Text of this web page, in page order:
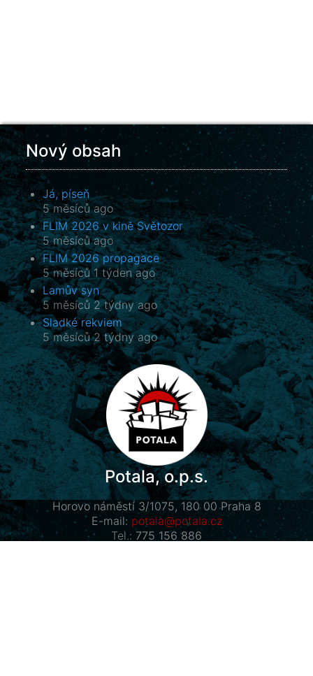
Potala, o.p.s.
Horovo náměstí 3/1075, 180 00 Praha 8
E-mail: potala@potala.cz
Tel.: 775 156 886
Nový obsah
Já, píseň
5 měsíců ago
FLIM 2026 v kině Světozor
5 měsíců ago
FLIM 2026 propagace
5 měsíců 1 týden ago
Lamův syn
5 měsíců 2 týdny ago
Sladké rekviem
5 měsíců 2 týdny ago